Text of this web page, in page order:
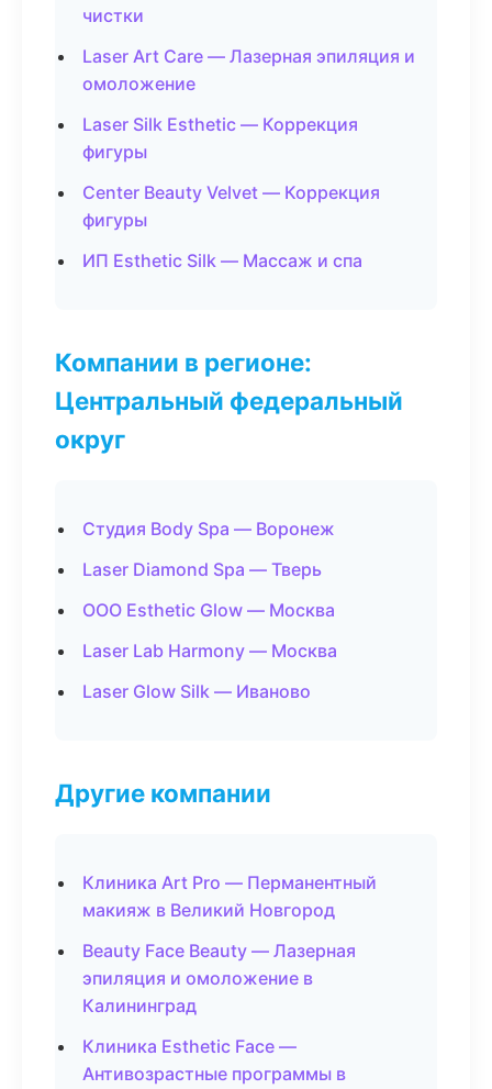
чистки
Laser Art Care — Лазерная эпиляция и
омоложение
Laser Silk Esthetic — Коррекция
фигуры
Center Beauty Velvet — Коррекция
фигуры
ИП Esthetic Silk — Массаж и спа
Компании в регионе:
Центральный федеральный
округ
Студия Body Spa — Воронеж
Laser Diamond Spa — Тверь
ООО Esthetic Glow — Москва
Laser Lab Harmony — Москва
Laser Glow Silk — Иваново
Другие компании
Клиника Art Pro — Перманентный
макияж в Великий Новгород
Beauty Face Beauty — Лазерная
эпиляция и омоложение в
Калининград
Клиника Esthetic Face —
Антивозрастные программы в